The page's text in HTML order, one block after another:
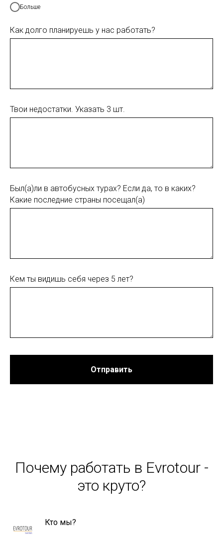
Больше
Как долго планируешь у нас работать?
Твои недостатки. Указать 3 шт.
Был(а)ли в автобусных турах? Если да, то в каких?
Какие последние страны посещал(а)
Кем ты видишь себя через 5 лет?
Отправить
Почему работать в Evrotour -
это круто?
Кто мы?